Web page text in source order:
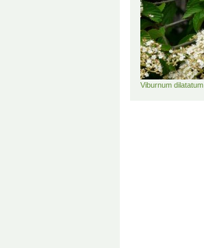
Viburnum dilatatum